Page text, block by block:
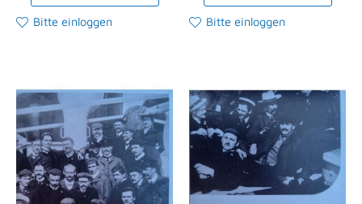
Bitte einloggen Bitte einloggen